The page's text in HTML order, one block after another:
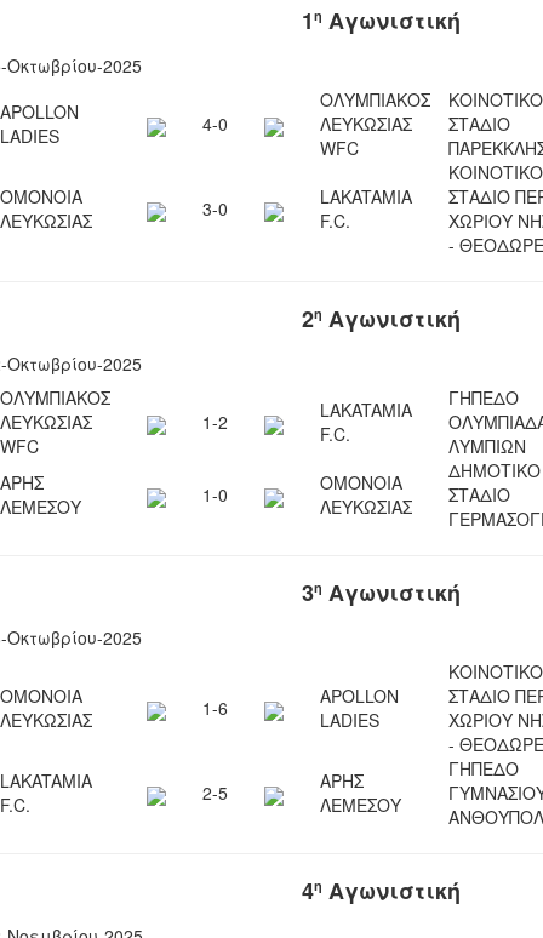
1 η Αγωνιστική
Οκτωβρίου-2025
APOLLON
LADIES
4-0
ΟΛΥΜΠΙΑΚΟΣ
ΛΕΥΚΩΣΙΑΣ
WFC
ΚΟΙΝΟΤΙΚΟ
ΣΤΑΔΙΟ
ΟΜΟΝΟΙΑ
ΛΕΥΚΩΣΙΑΣ
3-0
LAKATAMIA
F.C.
ΚΟΙΝΟΤΙΚΟ
ΣΤΑΔΙΟ
ΧΩΡΙΟΥ
-
2η Αγωνιστική
Οκτωβρίου-2025
ΟΛΥΜΠΙΑΚΟΣ
ΛΕΥΚΩΣΙΑΣ
WFC
1-2
LAKATAMIA
F.C.
ΓΗΠΕΔΟ
ΛΥΜΠΙΩΝ
ΑΡΗΣ
ΛΕΜΕΣΟΥ
1-0
ΟΜΟΝΟΙΑ
ΛΕΥΚΩΣΙΑΣ
ΔΗΜΟΤΙΚΟ
ΣΤΑΔΙΟ
3η Αγωνιστική
Οκτωβρίου-2025
ΟΜΟΝΟΙΑ
ΛΕΥΚΩΣΙΑΣ
1-6
APOLLON
LADIES
ΚΟΙΝΟΤΙΚΟ
ΣΤΑΔΙΟ
ΧΩΡΙΟΥ
-
LAKATAMIA
F.C.
2-5
ΑΡΗΣ
ΛΕΜΕΣΟΥ
ΓΗΠΕΔΟ
4η Αγωνιστική